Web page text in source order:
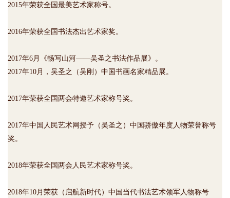
2015年荣获全国最美艺术家称号。
2016年荣获全国书法杰出艺术家奖。
2017年6月《畅写山河——吴圣之书法作品展》。
2017年10月，吴圣之（吴刚）中国书画名家精品展。
2017年荣获全国两会特邀艺术家称号奖。
2017年中国人民艺术网授予（吴圣之）中国骄傲年度人物荣誉称号
奖。
2018年荣获全国两会人民艺术家称号奖。
2018年10月荣获（启航新时代）中国当代书法艺术领军人物称号